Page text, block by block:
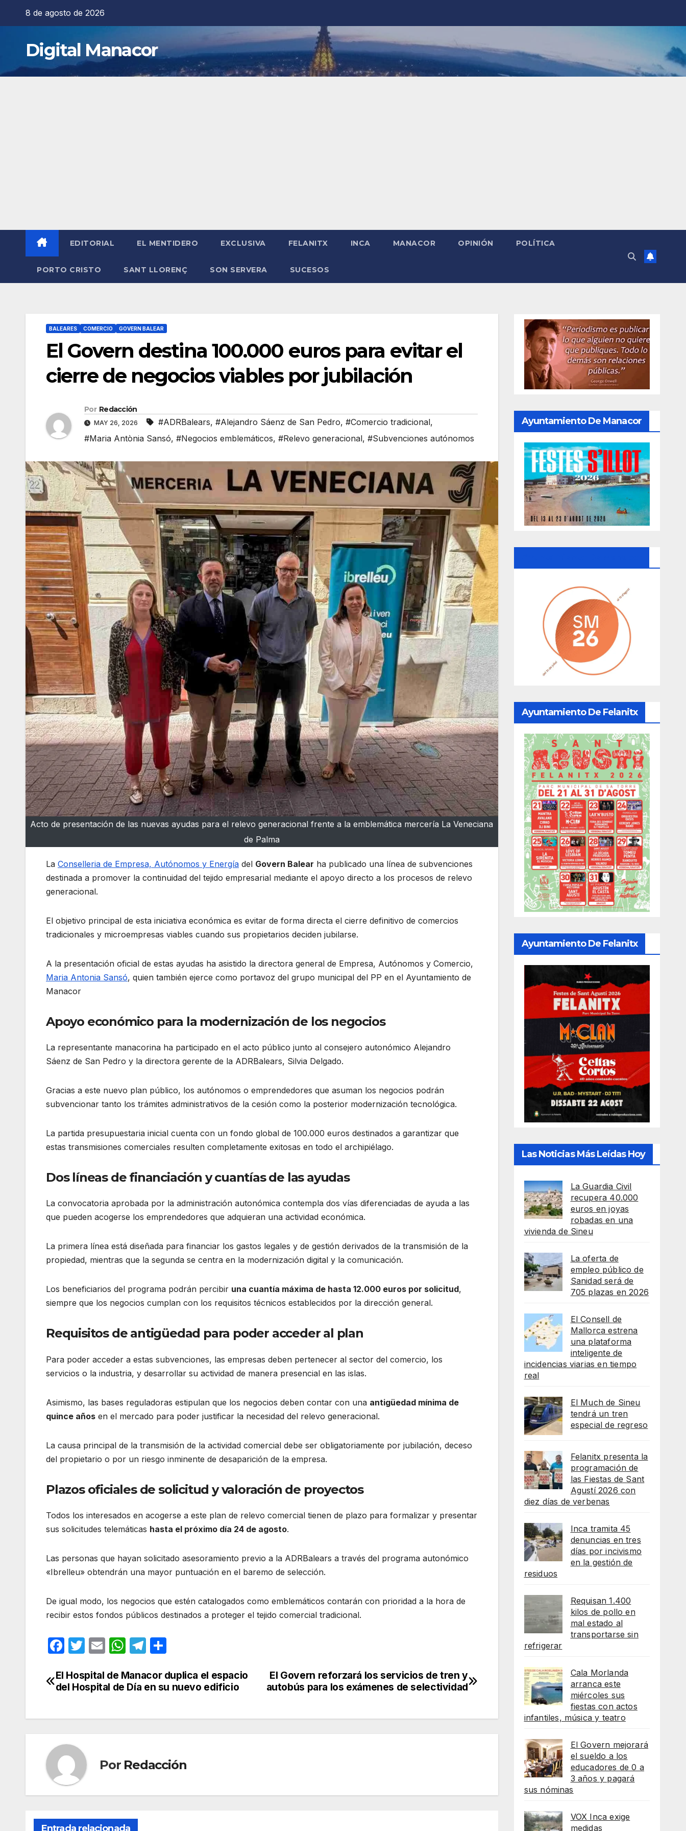
8 de agosto de 2026
Digital Manacor
EDITORIAL EL MENTIDERO EXCLUSIVA FELANITX INCA MANACOR OPINIÓN POLÍTICA
PORTO CRISTO SANT LLORENÇ SON SERVERA SUCESOS
BALEARES COMERCIO GOVERN BALEAR
El Govern destina 100.000 euros para evitar el
cierre de negocios viables por jubilación
Por Redacción
MAY 26, 2026 #ADRBalears, #Alejandro Sáenz de San Pedro, #Comercio tradicional,
#Maria Antònia Sansó, #Negocios emblemáticos, #Relevo generacional, #Subvenciones autónomos
Acto de presentación de las nuevas ayudas para el relevo generacional frente a la emblemática mercería La Veneciana
de Palma
La Conselleria de Empresa, Autónomos y Energía del Govern Balear ha publicado una línea de subvenciones
destinada a promover la continuidad del tejido empresarial mediante el apoyo directo a los procesos de relevo
generacional.
El objetivo principal de esta iniciativa económica es evitar de forma directa el cierre definitivo de comercios
tradicionales y microempresas viables cuando sus propietarios deciden jubilarse.
A la presentación oficial de estas ayudas ha asistido la directora general de Empresa, Autónomos y Comercio,
Maria Antonia Sansó, quien también ejerce como portavoz del grupo municipal del PP en el Ayuntamiento de
Manacor
Apoyo económico para la modernización de los negocios
La representante manacorina ha participado en el acto público junto al consejero autonómico Alejandro
Sáenz de San Pedro y la directora gerente de la ADRBalears, Silvia Delgado.
Gracias a este nuevo plan público, los autónomos o emprendedores que asuman los negocios podrán
subvencionar tanto los trámites administrativos de la cesión como la posterior modernización tecnológica.
La partida presupuestaria inicial cuenta con un fondo global de 100.000 euros destinados a garantizar que
estas transmisiones comerciales resulten completamente exitosas en todo el archipiélago.
Dos líneas de financiación y cuantías de las ayudas
La convocatoria aprobada por la administración autonómica contempla dos vías diferenciadas de ayuda a las
que pueden acogerse los emprendedores que adquieran una actividad económica.
La primera línea está diseñada para financiar los gastos legales y de gestión derivados de la transmisión de la
propiedad, mientras que la segunda se centra en la modernización digital y la comunicación.
Los beneficiarios del programa podrán percibir una cuantía máxima de hasta 12.000 euros por solicitud,
siempre que los negocios cumplan con los requisitos técnicos establecidos por la dirección general.
Requisitos de antigüedad para poder acceder al plan
Para poder acceder a estas subvenciones, las empresas deben pertenecer al sector del comercio, los
servicios o la industria, y desarrollar su actividad de manera presencial en las islas.
Asimismo, las bases reguladoras estipulan que los negocios deben contar con una antigüedad mínima de
quince años en el mercado para poder justificar la necesidad del relevo generacional.
La causa principal de la transmisión de la actividad comercial debe ser obligatoriamente por jubilación, deceso
del propietario o por un riesgo inminente de desaparición de la empresa.
Plazos oficiales de solicitud y valoración de proyectos
Todos los interesados en acogerse a este plan de relevo comercial tienen de plazo para formalizar y presentar
sus solicitudes telemáticas hasta el próximo día 24 de agosto.
Las personas que hayan solicitado asesoramiento previo a la ADRBalears a través del programa autonómico
«Ibrelleu» obtendrán una mayor puntuación en el baremo de selección.
De igual modo, los negocios que estén catalogados como emblemáticos contarán con prioridad a la hora de
recibir estos fondos públicos destinados a proteger el tejido comercial tradicional.
F
c
e
o
k
T
itt
er
E
ail
W
at
s
T
e
gr
m
p
Navegación
entradas
El Govern reforzará los servicios de tren y
autobús para los exámenes de selectividad
El Hospital de Manacor duplica el espacio
del Hospital de Día en su nuevo edificio
Por Redacción
Entrada relacionada
Ayuntamiento De Manacor
Ayuntamiento De Felanitx
Ayuntamiento De Felanitx
Las Noticias Más Leídas Hoy
La Guardia Civil
recupera 40.000
euros en joyas
robadas en una
vivienda de Sineu
La oferta de
empleo público de
Sanidad será de
705 plazas en 2026
El Consell de
Mallorca estrena
una plataforma
inteligente de
incidencias viarias en tiempo
real
El Much de Sineu
tendrá un tren
especial de regreso
Felanitx presenta la
programación de
las Fiestas de Sant
Agustí 2026 con
diez días de verbenas
Inca tramita 45
denuncias en tres
días por incivismo
en la gestión de
residuos
Requisan 1.400
kilos de pollo en
mal estado al
transportarse sin
refrigerar
Cala Morlanda
arranca este
miércoles sus
fiestas con actos
infantiles, música y teatro
El Govern mejorará
el sueldo a los
educadores de 0 a
3 años y pagará
sus nóminas
VOX Inca exige
medidas